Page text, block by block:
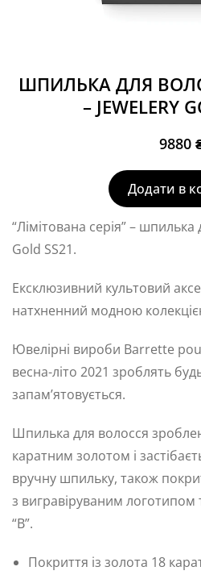
ШПИЛЬКА ДЛЯ
– JEWELERY
9880
Додати в
“Лімітована серія” –
Gold SS21.
Ексклюзивний культовий
натхненний модною
Ювелірні вироби Barrette
весна-літо 2021 зроблять
запам’ятовується.
Шпилька для волосся
каратним золотом і
вручну шпильку, також
з вигравіруваним логотипом
“B”.
Покриття із золота 18